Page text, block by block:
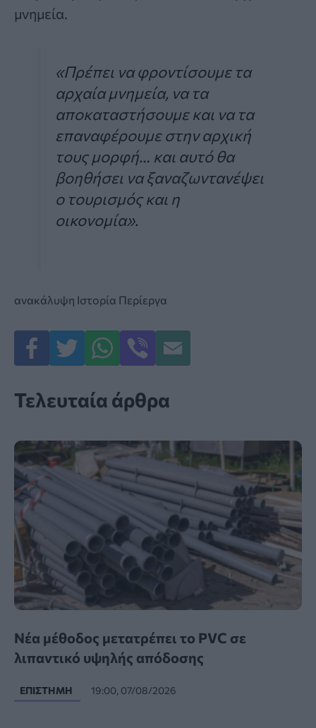
μνημεία.
«Πρέπει να φροντίσουμε τα
αρχαία μνημεία, να τα
αποκαταστήσουμε και να τα
επαναφέρουμε στην αρχική
τους μορφή… και αυτό θα
βοηθήσει να ξαναζωντανέψει
ο τουρισμός και η
οικονομία».
ανακάλυψη Ιστορία Περίεργα
Τελευταία άρθρα
Νέα μέθοδος μετατρέπει το PVC σε
λιπαντικό υψηλής απόδοσης
ΕΠΙΣΤΉΜΗ 19:00, 07/08/2026